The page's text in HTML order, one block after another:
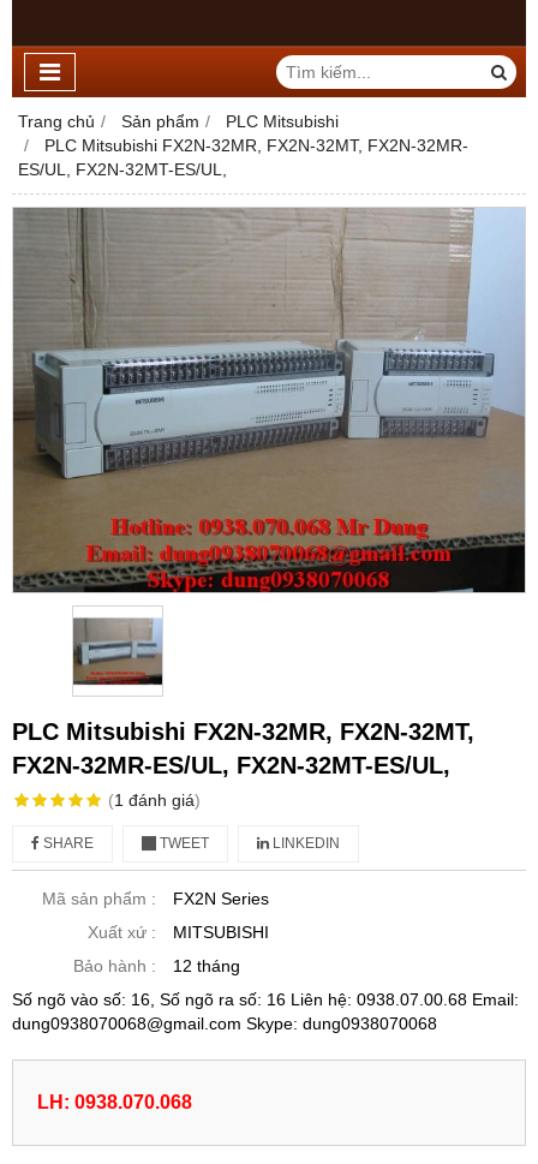
Trang chủ Sản phẩm
PLC Mitsubishi
PLC Mitsubishi FX2N-32MR, FX2N-32MT, FX2N-32MR-
ES/UL, FX2N-32MT-ES/UL,
PLC Mitsubishi FX2N-32MR, FX2N-32MT,
FX2N-32MR-ES/UL, FX2N-32MT-ES/UL,
(1 đánh giá)
SHARE TWEET LINKEDIN
Mã sản phẩm :
FX2N Series
Xuất xứ :
MITSUBISHI
Bảo hành :
12 tháng
Số ngõ vào số: 16, Số ngõ ra số: 16 Liên hệ: 0938.07.00.68 Email:
dung0938070068@gmail.com Skype: dung0938070068
LH: 0938.070.068